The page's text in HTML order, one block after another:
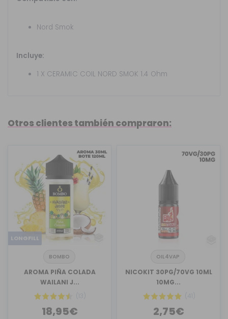
Nord Smok
Incluye:
1 X CERAMIC COIL NORD SMOK 1.4 Ohm
Otros clientes también compraron:
LONGFILL
BOMBO
AROMA PIÑA COLADA
WAILANI J...
(13)
18,95€
OIL4VAP
NICOKIT 30PG/70VG 10ML
10MG...
(41)
2,75€